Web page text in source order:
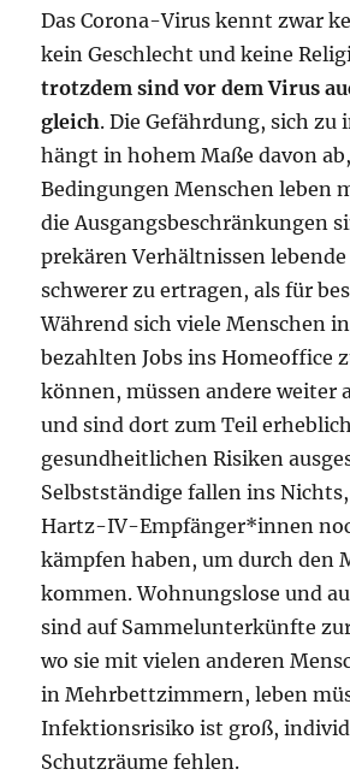
Das Corona-Virus kennt zwar
kein Geschlecht und keine
trotzdem sind vor dem Virus
gleich. Die Gefährdung, sich zu
hängt in hohem Maße davon
Bedingungen Menschen leben
die Ausgangsbeschränkungen
prekären Verhältnissen
schwerer zu ertragen, als für
Während sich viele Menschen
bezahlten Jobs ins Homeoffice
können, müssen andere weiter
und sind dort zum Teil
gesundheitlichen Risiken
Selbstständige fallen ins
Hartz-IV-Empfänger*innen
kämpfen haben, um durch den
kommen. Wohnungslose und
sind auf Sammelunterkünfte
wo sie mit vielen anderen
in Mehrbettzimmern, leben
Infektionsrisiko ist groß,
Schutzräume fehlen.